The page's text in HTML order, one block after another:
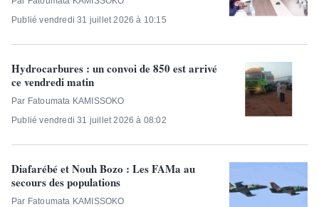
Publié vendredi 31 juillet 2026 à 10:15
Hydrocarbures : un convoi de 850 est arrivé
ce vendredi matin
Par Fatoumata KAMISSOKO
Publié vendredi 31 juillet 2026 à 08:02
Diafarébé et Nouh Bozo : Les FAMa au
secours des populations
Par Fatoumata KAMISSOKO